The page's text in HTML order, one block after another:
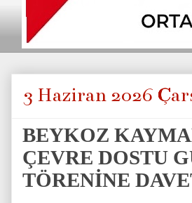
3 Haziran 2026
BEYKOZ
ÇEVRE DOSTU
TÖRENİNE